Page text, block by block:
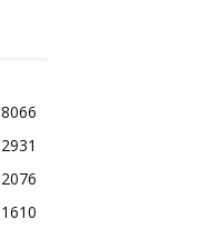
8066
2931
2076
1610